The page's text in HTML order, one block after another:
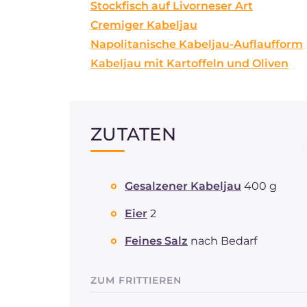
Stockfisch auf Livorneser Art
Cremiger Kabeljau
Napolitanische Kabeljau-Auflaufform
Kabeljau mit Kartoffeln und Oliven
ZUTATEN
Gesalzener Kabeljau 400 g
Eier 2
Feines Salz nach Bedarf
ZUM FRITTIEREN